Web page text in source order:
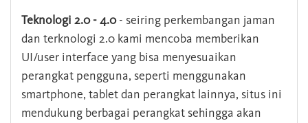
Teknologi 2.0 - 4.0- seiring perkembangan jaman
dan terknologi 2.0 kami mencoba memberikan
UI/user interface yang bisa menyesuaikan
perangkat pengguna, seperti menggunakan
smartphone, tablet dan perangkat lainnya, situs ini
mendukung berbagai perangkat sehingga akan